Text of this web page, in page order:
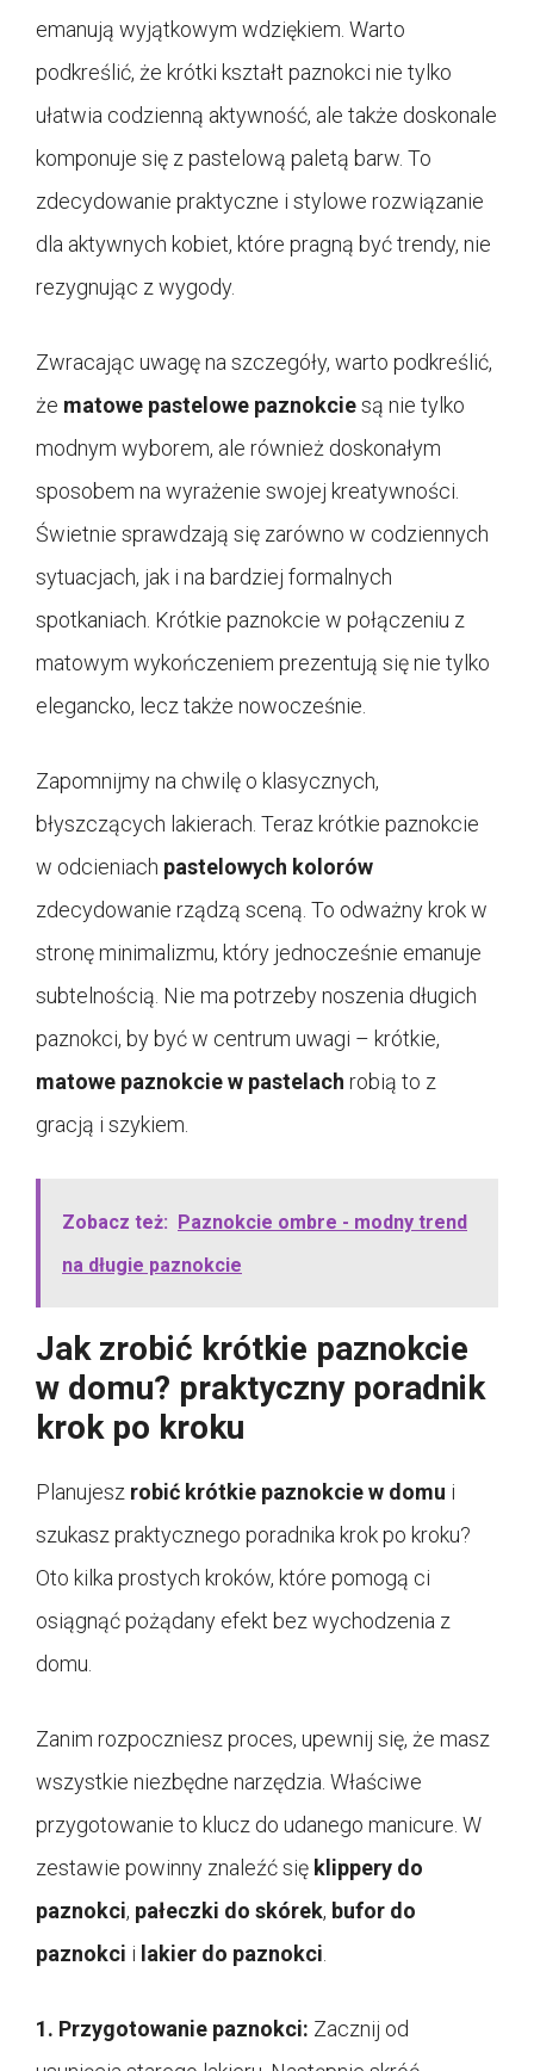
emanują wyjątkowym wdziękiem. Warto
podkreślić, że krótki kształt paznokci nie tylko
ułatwia codzienną aktywność, ale także doskonale
komponuje się z pastelową paletą barw. To
zdecydowanie praktyczne i stylowe rozwiązanie
dla aktywnych kobiet, które pragną być trendy, nie
rezygnując z wygody.
Zwracając uwagę na szczegóły, warto podkreślić,
że matowe pastelowe paznokciesą nie tylko
modnym wyborem, ale również doskonałym
sposobem na wyrażenie swojej kreatywności.
Świetnie sprawdzają się zarówno w codziennych
sytuacjach, jak i na bardziej formalnych
spotkaniach. Krótkie paznokcie w połączeniu z
matowym wykończeniem prezentują się nie tylko
elegancko, lecz także nowocześnie.
Zapomnijmy na chwilę o klasycznych,
błyszczących lakierach. Teraz krótkie paznokcie
w odcieniach pastelowych kolorów
zdecydowanie rządzą sceną. To odważny krok w
stronę minimalizmu, który jednocześnie emanuje
subtelnością. Nie ma potrzeby noszenia długich
paznokci, by być w centrum uwagi – krótkie,
matowe paznokcie w pastelach robią to z
gracją i szykiem.
Zobacz też: Paznokcie ombre - modny trend
na długie paznokcie
Jak zrobić krótkie paznokcie
w domu? praktyczny poradnik
krok po kroku
Planujesz robić krótkie paznokcie w domu i
szukasz praktycznego poradnika krok po kroku?
Oto kilka prostych kroków, które pomogą ci
osiągnąć pożądany efekt bez wychodzenia z
domu.
Zanim rozpoczniesz proces, upewnij się, że masz
wszystkie niezbędne narzędzia. Właściwe
przygotowanie to klucz do udanego manicure. W
zestawie powinny znaleźć się klippery do
paznokci, pałeczki do skórek, bufor do
paznokci i lakier do paznokci
1. Przygotowanie paznokci: Zacznij od